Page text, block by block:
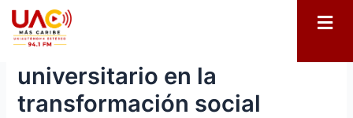
El papel del joven
universitario en la
transformación social